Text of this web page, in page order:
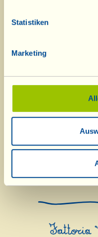
Statistiken
Marketing
Hier
geht es